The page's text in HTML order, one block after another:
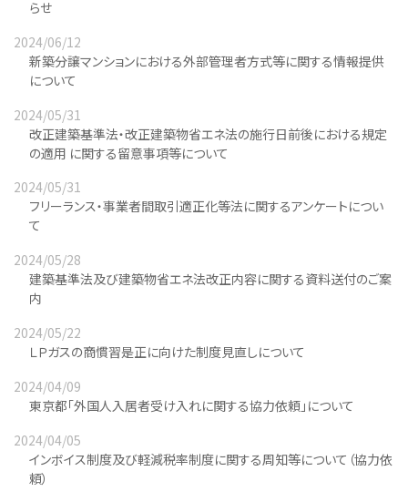
らせ
2024/06/12
新築分譲マンションにおける外部管理者方式等に関する情報提供
について
2024/05/31
改正建築基準法・改正建築物省エネ法の施行日前後における規定
の適用 に関する留意事項等について
2024/05/31
フリーランス・事業者間取引適正化等法に関するアンケートについ
て
2024/05/28
建築基準法及び建築物省エネ法改正内容に関する資料送付のご案
内
2024/05/22
ＬＰガスの商慣習是正に向けた制度見直しについて
2024/04/09
東京都「外国人入居者受け入れに関する協力依頼」について
2024/04/05
インボイス制度及び軽減税率制度に関する周知等について（協力依
頼）